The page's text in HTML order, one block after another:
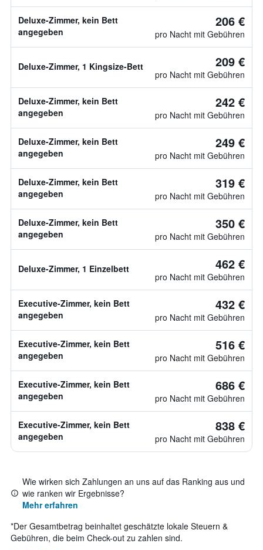
Deluxe-Zimmer, kein Bett
angegeben
206 €
pro Nacht mit Gebühren
Deluxe-Zimmer, 1 Kingsize-Bett 209 €
pro Nacht mit Gebühren
Deluxe-Zimmer, kein Bett
angegeben
242 €
pro Nacht mit Gebühren
Deluxe-Zimmer, kein Bett
angegeben
249 €
pro Nacht mit Gebühren
Deluxe-Zimmer, kein Bett
angegeben
319 €
pro Nacht mit Gebühren
Deluxe-Zimmer, kein Bett
angegeben
350 €
pro Nacht mit Gebühren
Deluxe-Zimmer, 1 Einzelbett 462 €
pro Nacht mit Gebühren
Executive-Zimmer, kein Bett
angegeben
432 €
pro Nacht mit Gebühren
Executive-Zimmer, kein Bett
angegeben
516 €
pro Nacht mit Gebühren
Executive-Zimmer, kein Bett
angegeben
686 €
pro Nacht mit Gebühren
Executive-Zimmer, kein Bett
angegeben
838 €
pro Nacht mit Gebühren
Wie wirken sich Zahlungen an uns auf das Ranking aus und
wie ranken wir Ergebnisse?
Mehr erfahren
*Der Gesamtbetrag beinhaltet geschätzte lokale Steuern &
Gebühren, die beim Check-out zu zahlen sind.